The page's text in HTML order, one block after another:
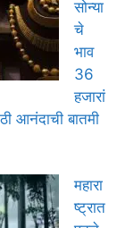
सोन्या
चे
भाव
36
हजारां
आनंदाची बातमी
महारा
ष्ट्रात